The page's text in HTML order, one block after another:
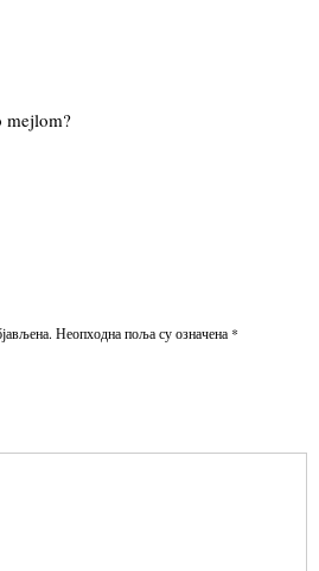
mejlom?
Неопходна поља су означена *